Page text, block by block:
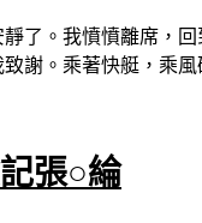
了。我憤憤離席，回
謝。乘著快艇，乘
張○綸